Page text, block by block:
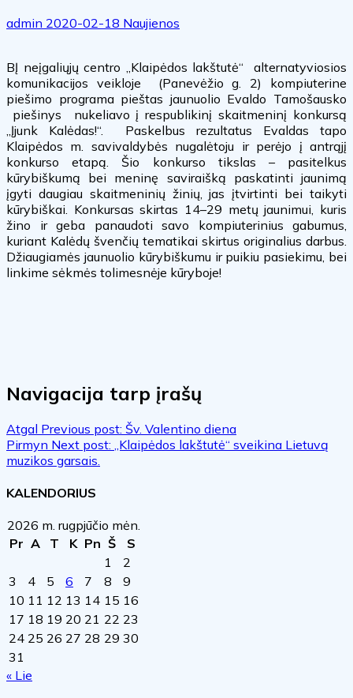
admin 2020-02-18 Naujienos
BĮ neįgaliųjų centro „Klaipėdos lakštutė“ alternatyviosios
komunikacijos veikloje (Panevėžio g. 2) kompiuterine
piešimo programa pieštas jaunuolio Evaldo Tamošausko
piešinys nukeliavo į respublikinį skaitmeninį konkursą
„Įjunk Kalėdas!“. Paskelbus rezultatus Evaldas tapo
Klaipėdos m. savivaldybės nugalėtoju ir perėjo į antrąjį
konkurso etapą. Šio konkurso tikslas – pasitelkus
kūrybiškumą bei meninę saviraišką paskatinti jaunimą
įgyti daugiau skaitmeninių žinių, jas įtvirtinti bei taikyti
kūrybiškai. Konkursas skirtas 14–29 metų jaunimui, kuris
žino ir geba panaudoti savo kompiuterinius gabumus,
kuriant Kalėdų švenčių tematikai skirtus originalius darbus.
Džiaugiamės jaunuolio kūrybiškumu ir puikiu pasiekimu, bei
linkime sėkmės tolimesnėje kūryboje!
Navigacija tarp įrašų
Atgal Previous post: Šv. Valentino diena
Pirmyn Next post: „Klaipėdos lakštutė“ sveikina Lietuvą
muzikos garsais.
KALENDORIUS
2026 m. rugpjūčio mėn.
Pr A T K Pn Š
S
1
2
3
4 5 6 7 8
9
10 11 12 13 14 15 16
17 18 19 20 21 22 23
24 25 26 27 28 29 30
31
« Lie